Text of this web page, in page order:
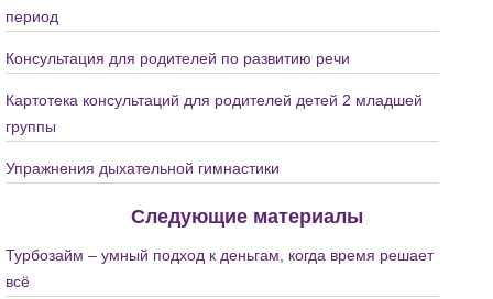
период
Консультация для родителей по развитию речи
Картотека консультаций для родителей детей 2 младшей
группы
Упражнения дыхательной гимнастики
Следующие материалы
Турбозайм – умный подход к деньгам, когда время решает
всё